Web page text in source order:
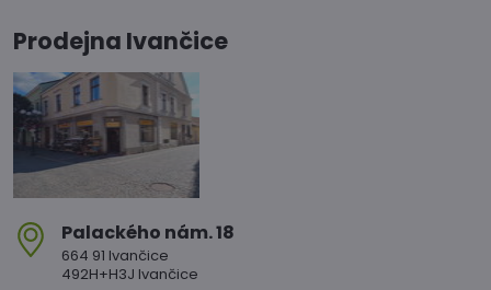
Prodejna Ivančice
Palackého nám​. 18
664 91 Ivančice
492H+H3J Ivančice